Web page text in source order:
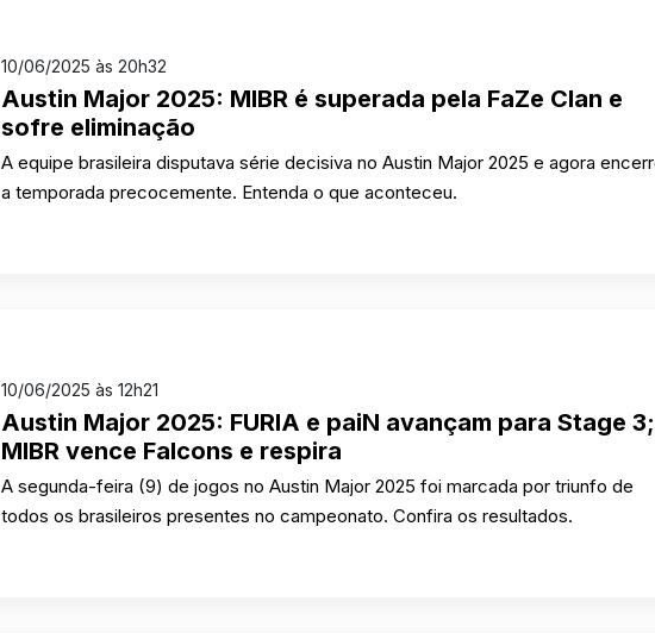
10/06/2025 às 20h32
Austin Major 2025: MIBR é superada pela FaZe Clan e
sofre eliminação
A equipe brasileira disputava série decisiva no Austin Major 2025 e agora
a temporada precocemente. Entenda o que aconteceu.
10/06/2025 às 12h21
Austin Major 2025: FURIA e paiN avançam para Stage 3;
MIBR vence Falcons e respira
A segunda-feira (9) de jogos no Austin Major 2025 foi marcada por triunfo de
todos os brasileiros presentes no campeonato. Confira os resultados.